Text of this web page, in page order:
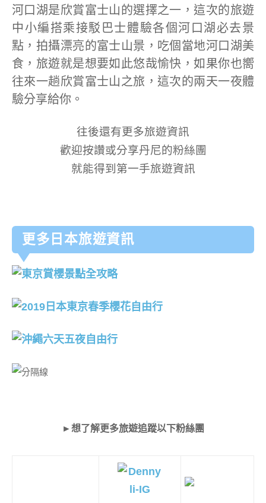
河口湖是欣賞富士山的選擇之一，這次的旅遊
中小編搭乘接駁巴士體驗各個河口湖必去景
點，拍攝漂亮的富士山景，吃個當地河口湖美
食，旅遊就是想要如此悠哉愉快，如果你也嚮
往來一趟欣賞富士山之旅，這次的兩天一夜體
驗分享給你。
往後還有更多旅遊資訊
歡迎按讚或分享丹尼的粉絲團
就能得到第一手旅遊資訊
更多日本旅遊資訊
►想了解更多旅遊追蹤以下粉絲團